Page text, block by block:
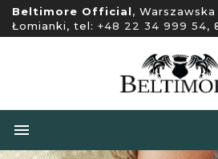
Beltimore Official, Warszawska
Łomianki, tel: +48 22 34 999 54,
